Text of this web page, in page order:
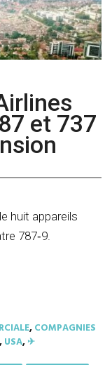
et 737
huit appareils
787‑9.
,COMPAGNIES
,USA,✈︎